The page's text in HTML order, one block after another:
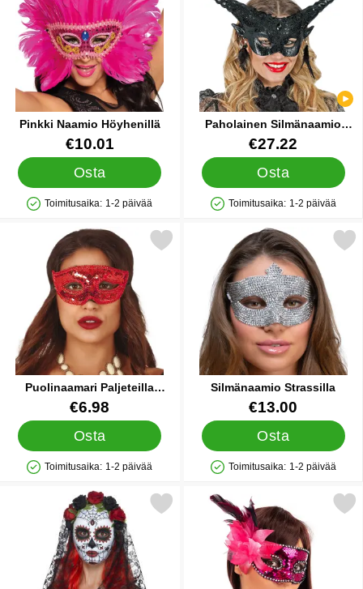
Pinkki Naamio Höyhenillä
Tuote.nro 15424
€10.01
Osta
Saatavuus: Varastossa
Toimitusaika: 1-2 päivää
Paholainen Silmänaamio
Musta
Tuote.nro 85504
€27.22
Osta
Saatavuus: Varastossa
Toimitusaika: 1-2 päivää
Puolinaamari Paljeteilla
Punainen
Tuote.nro 85642
€6.98
Osta
Saatavuus: Varastossa
Toimitusaika: 1-2 päivää
Merkitse puolinaamari Paljeteilla Punainen suosikiksi
Silmänaamio Strassilla
Tuote.nro 88489
€13.00
Osta
Saatavuus: Varastossa
Toimitusaika: 1-2 päivää
Merkitse silmänaamio
day of the Dead Naamio Mustalla Hunnulla suosikiksi
Merkitse venetsialainen Naamio